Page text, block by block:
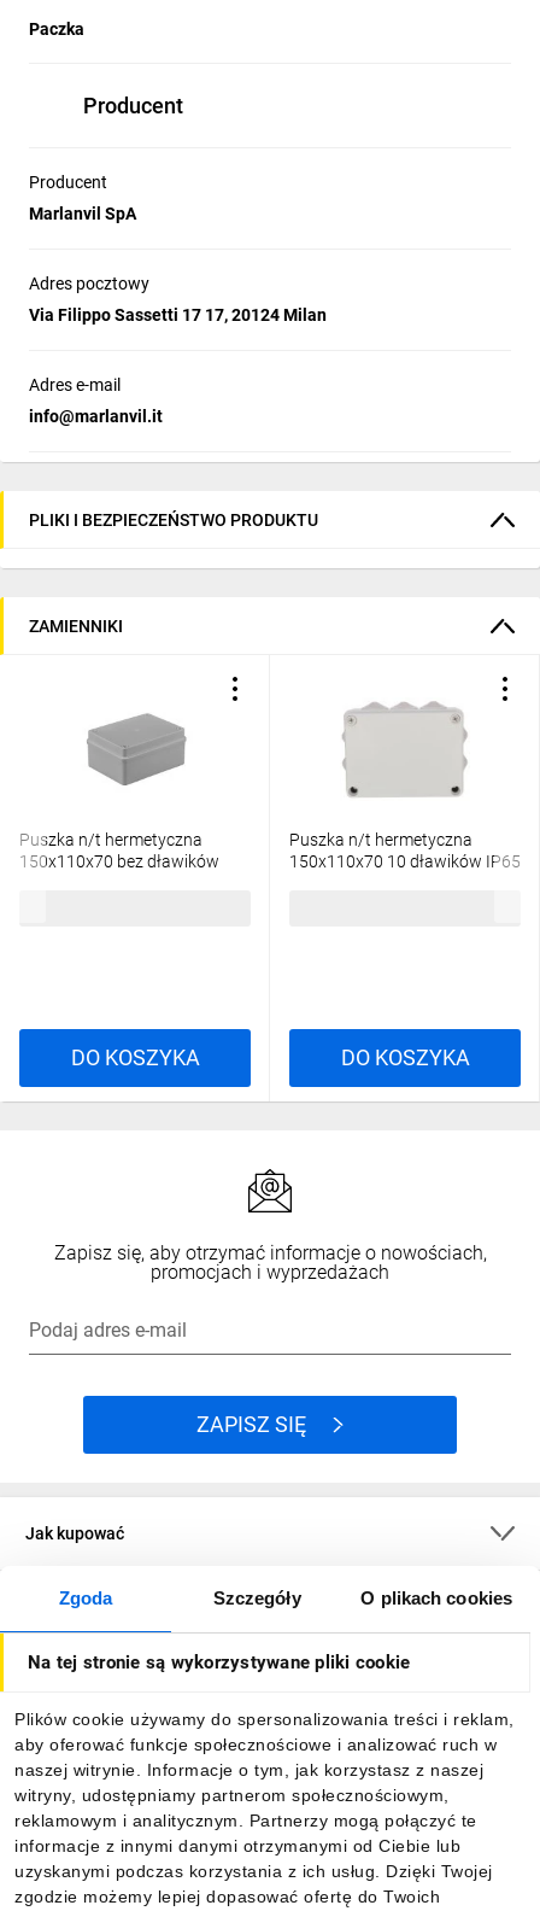
Zgoda Szczegóły O plikach cookies
Na tej stronie są wykorzystywane pliki cookie
Plików cookie używamy do spersonalizowania treści i reklam,
aby oferować funkcje społecznościowe i analizować ruch w
naszej witrynie. Informacje o tym, jak korzystasz z naszej
witryny, udostępniamy partnerom społecznościowym,
reklamowym i analitycznym. Partnerzy mogą połączyć te
informacje z innymi danymi otrzymanymi od Ciebie lub
uzyskanymi podczas korzystania z ich usług. Dzięki Twojej
zgodzie możemy lepiej dopasować ofertę do Twoich
Paczka
Producent
Producent
Marlanvil SpA
Adres pocztowy
Via Filippo Sassetti 17 17, 20124 Milan
Adres e-mail
info@marlanvil.it
PLIKI I BEZPIECZEŃSTWO PRODUKTU
ZAMIENNIKI
Puszka n/t hermetyczna
150x110x70 bez dławików
DO KOSZYKA
Puszka n/t hermetyczna
150x110x70 10 dławików IP65
DO KOSZYKA
Zapisz się, aby otrzymać informacje o nowościach,
promocjach i wyprzedażach
Podaj adres e-mail
ZAPISZ SIĘ
Jak kupować
O firmie
Informacje
Pobierz naszą aplikację mobilną: